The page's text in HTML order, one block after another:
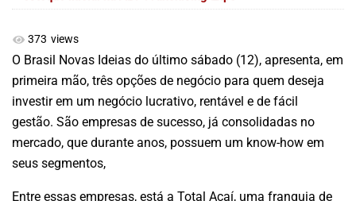
373 views
O Brasil Novas Ideias do último sábado (12), apresenta, em
primeira mão, três opções de negócio para quem deseja
investir em um negócio lucrativo, rentável e de fácil
gestão. São empresas de sucesso, já consolidadas no
mercado, que durante anos, possuem um know-how em
seus segmentos,
Entre essas empresas, está a Total Açaí, uma franquia de